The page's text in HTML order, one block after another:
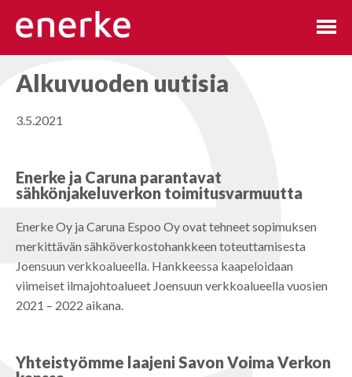
sisältöön
Alkuvuoden uutisia
3.5.2021
Enerke ja Caruna parantavat
sähkönjakeluverkon toimitusvarmuutta
Enerke Oy ja Caruna Espoo Oy ovat tehneet sopimuksen
merkittävän sähköverkostohankkeen toteuttamisesta
Joensuun verkkoalueella. Hankkeessa kaapeloidaan
viimeiset ilmajohtoalueet Joensuun verkkoalueella vuosien
2021 – 2022 aikana.
Yhteistyömme laajeni Savon Voima Verkon